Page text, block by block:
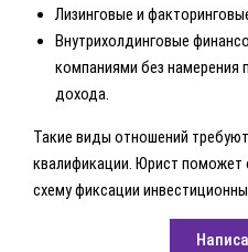
Лизинговые и
Внутрихолдинговые
компаниями без намерения
дохода.
Такие виды отношений
квалификации. Юрист поможет
схему фиксации